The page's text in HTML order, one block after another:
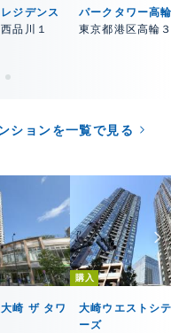
ジデンス
品川１
パークタワー高
東京都港区高輪
ションを一覧で見る
崎 ザ タワ
購入
大崎ウエストシ
ーズ